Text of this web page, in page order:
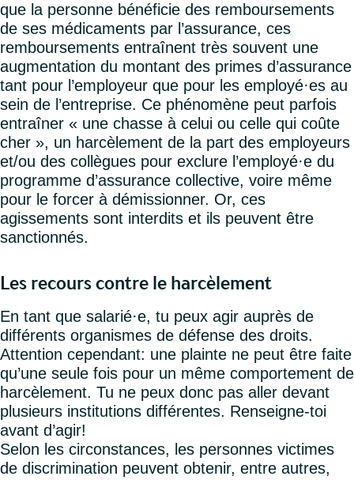
que la personne bénéficie des remboursements
de ses médicaments par l’assurance, ces
remboursements entraînent très souvent une
augmentation du montant des primes d’assurance
tant pour l’employeur que pour les employé·es au
sein de l’entreprise. Ce phénomène peut parfois
entraîner « une chasse à celui ou celle qui coûte
cher », un harcèlement de la part des employeurs
et/ou des collègues pour exclure l’employé·e du
programme d’assurance collective, voire même
pour le forcer à démissionner. Or, ces
agissements sont interdits et ils peuvent être
sanctionnés.
Les recours contre le harcèlement
En tant que salarié·e, tu peux agir auprès de
différents organismes de défense des droits.
Attention cependant: une plainte ne peut être faite
qu’une seule fois pour un même comportement de
harcèlement. Tu ne peux donc pas aller devant
plusieurs institutions différentes. Renseigne-toi
avant d’agir!
Selon les circonstances, les personnes victimes
de discrimination peuvent obtenir, entre autres,